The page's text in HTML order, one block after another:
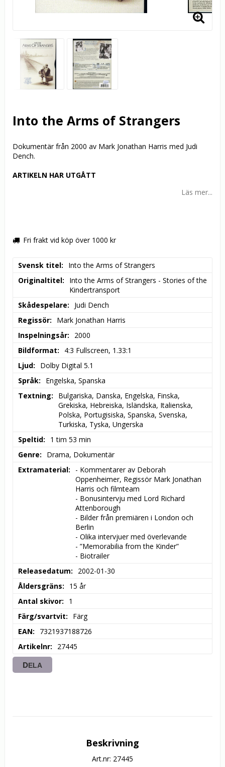
Into the Arms of Strangers
Dokumentär från 2000 av Mark Jonathan Harris med Judi
Dench.
ARTIKELN HAR UTGÅTT
Läs mer...
Fri frakt vid köp över 1000 kr
Svensk titel
Into the Arms of Strangers
Originaltitel
Into the Arms of Strangers - Stories of the
Kindertransport
Skådespelare
Judi Dench
Regissör
Mark Jonathan Harris
Inspelningsår
2000
Bildformat
4:3 Fullscreen, 1.33:1
Ljud
Dolby Digital 5.1
Språk
Engelska, Spanska
Textning
Bulgariska, Danska, Engelska, Finska,
Grekiska, Hebreiska, Isländska, Italienska,
Polska, Portugisiska, Spanska, Svenska,
Turkiska, Tyska, Ungerska
Speltid
1 tim 53 min
Genre
Drama, Dokumentär
Extramaterial
- Kommentarer av Deborah
Oppenheimer, Regissör Mark Jonathan
Harris och filmteam
- Bonusintervju med Lord Richard
Attenborough
- Bilder från premiären i London och
Berlin
- Olika intervjuer med överlevande
- ”Memorabilia from the Kinder”
- Biotrailer
Releasedatum
2002-01-30
Åldersgräns
15 år
Antal skivor
1
Färg/svartvit
Färg
EAN
7321937188726
Artikelnr
27445
DELA
Beskrivning
Art.nr: 27445